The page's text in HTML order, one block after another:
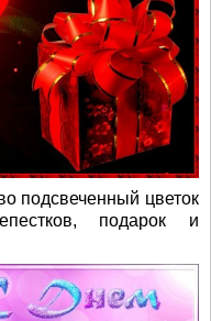
подсвеченный цветок
подарок и